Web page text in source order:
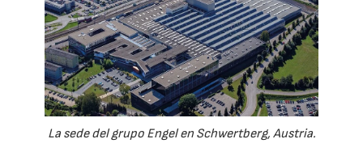
La sede del grupo Engel en Schwertberg, Austria.